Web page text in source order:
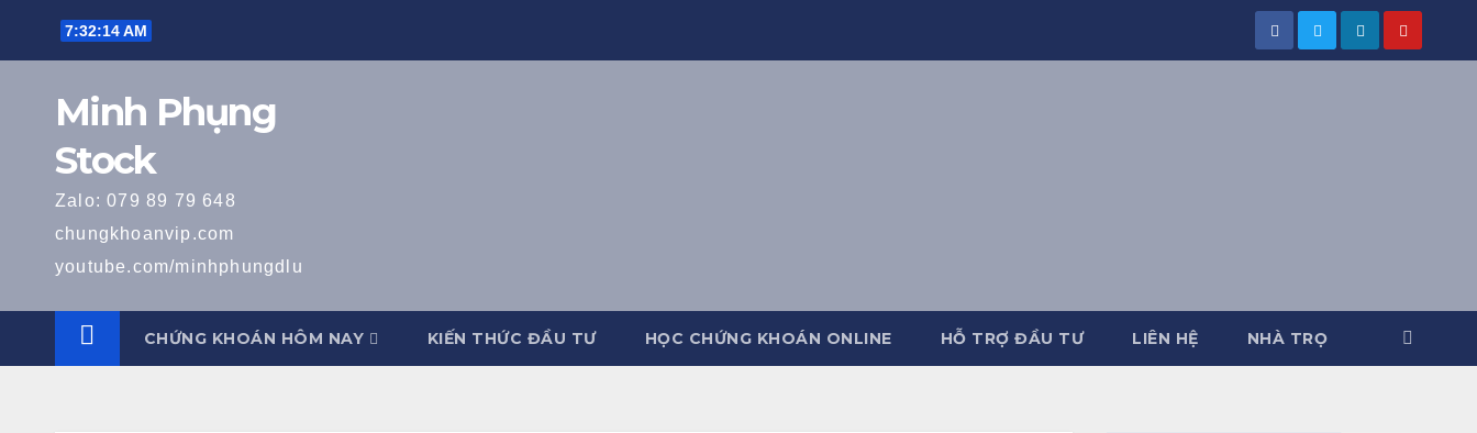
7:32:15 AM
Minh Phụng
Stock
Zalo: 079 89 79 648
chungkhoanvip.com
youtube.com/minhphungdlu
CHỨNG KHOÁN HÔM NAY KIẾN THỨC ĐẦU TƯ HỌC CHỨNG KHOÁN ONLINE HỖ TRỢ ĐẦU TƯ LIÊN HỆ NHÀ TRỌ